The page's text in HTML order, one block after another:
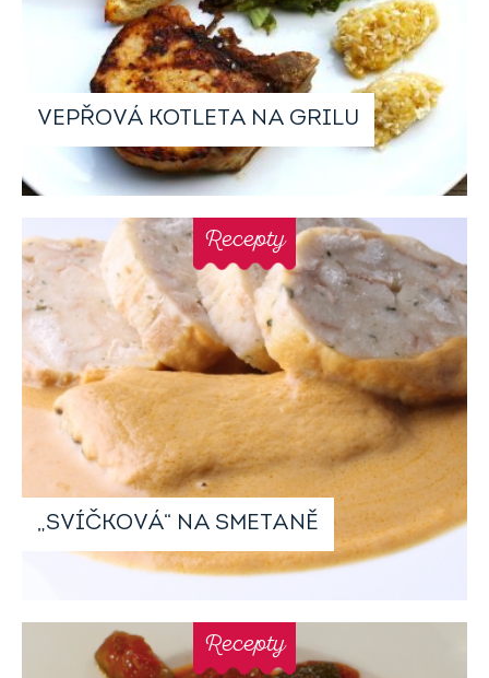
VEPŘOVÁ KOTLETA NA GRILU
„SVÍČKOVÁ“ NA SMETANĚ
Recepty
Recepty